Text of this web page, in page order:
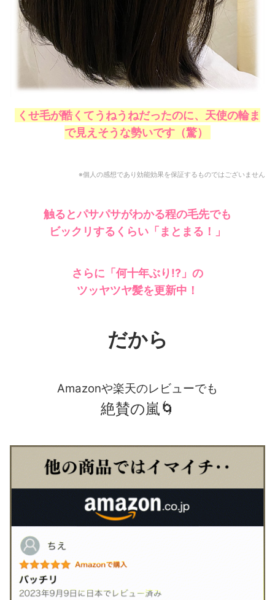
くせ毛が酷くてうねうねだったのに、天使の輪ま
で見えそうな勢いです（驚）
※個人の感想であり効能効果を保証するものではございません
触るとパサパサがわかる程の毛先でも
ビックリするくらい 「まとまる！」
さらに「何十年ぶり!?」の
ツッヤツヤ髪を更新中！
だから
Amazonや楽天のレビューでも
絶賛の嵐🌀